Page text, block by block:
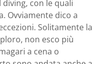
con le quali
Ovviamente dico a
Solitamente la
non esco più
a cena o